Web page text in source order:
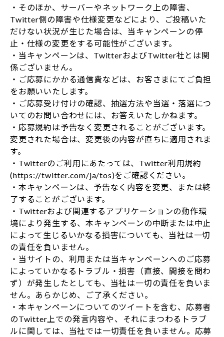
・そのほか、サーバーやネットワーク上の障害、
Twitter側の障害や仕様変更などにより、ご投稿いた
だけない状況が生じた場合は、当キャンペーンの停
止・仕様の変更をする可能性がございます。
・当キャンペーンは、TwitterおよびTwitter社とは関
係ございません。
・ご応募にかかる通信費などは、お客さまにてご負担
をお願いいたします。
・ご応募受け付けの確認、抽選方法や当選・落選につ
いてのお問い合わせには、お答えいたしかねます。
・応募規約は予告なく変更されることがございます。
変更された場合は、変更後の内容が直ちに適用されま
す。
・Twitterのご利用にあたっては、Twitter利用規約
(https://twitter.com/ja/tos)をご確認ください。
・本キャンペーンは、予告なく内容を変更、または終
了することがございます。
・Twitterおよび関連するアプリケーションの動作環
境により発生する、本キャンペーンの中断または中止
によって生じるいかなる損害についても、当社は一切
の責任を負いません。
・当サイトの、利用または当キャンペーンへのご応募
によっていかなるトラブル・損害（直接、間接を問わ
ず）が発生したとしても、当社は一切の責任を負いま
せん。あらかじめ、ご了承ください。
・本キャンペーンについてのツイートを含む、応募者
のTwitter上での発言内容や、それにまつわるトラブ
ルに関しては、当社では一切責任を負いません。応募